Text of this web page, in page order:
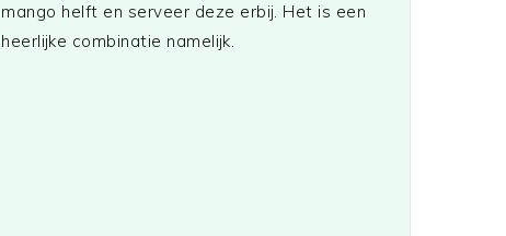
mango helft en serveer deze erbij. Het is een
heerlijke combinatie namelijk.